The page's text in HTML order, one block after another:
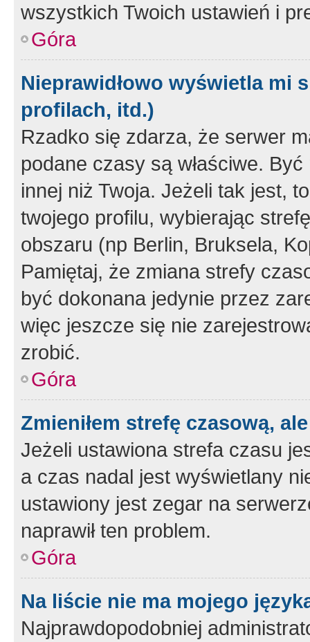
wszystkich Twoich ustawień i
Góra
Nieprawidłowo wyświetla mi
profilach, itd.)
Rzadko się zdarza, że serwer
podane czasy są właściwe.
innej niż Twoja. Jeżeli tak jest,
twojego profilu, wybierając
obszaru (np Berlin, Bruksela,
Pamiętaj, że zmiana strefy
być dokonana jedynie przez
więc jeszcze się nie
zrobić.
Góra
Zmieniłem strefę czasową,
Jeżeli ustawiona strefa czasu
a czas nadal jest wyświetlany
ustawiony jest zegar na
naprawił ten problem.
Góra
Na liście nie ma mojego
Najprawdopodobniej